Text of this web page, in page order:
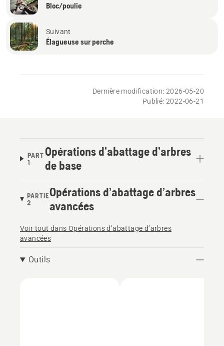
Bloc/poulie
Suivant
Élagueuse sur perche
Dernière modification: 2026-05-20
Publié: 2022-06-21
PART
1
Opérations d’abattage d’arbres
de base
PARTIE
2
Opérations d’abattage d’arbres
avancées
Voir tout dans Opérations d’abattage d’arbres
avancées
Outils